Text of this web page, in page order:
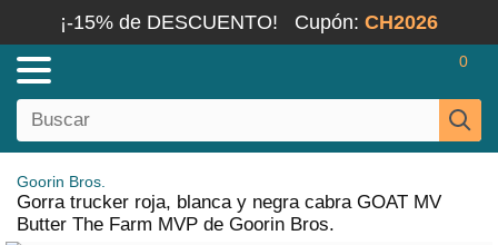
¡-15% de DESCUENTO! Cupón: CH2026
0
Goorin Bros.
Gorra trucker roja, blanca y negra cabra GOAT MV
Butter The Farm MVP de Goorin Bros.